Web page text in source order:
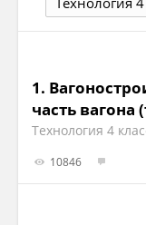
1.
часть вагона
Технология 4
10846